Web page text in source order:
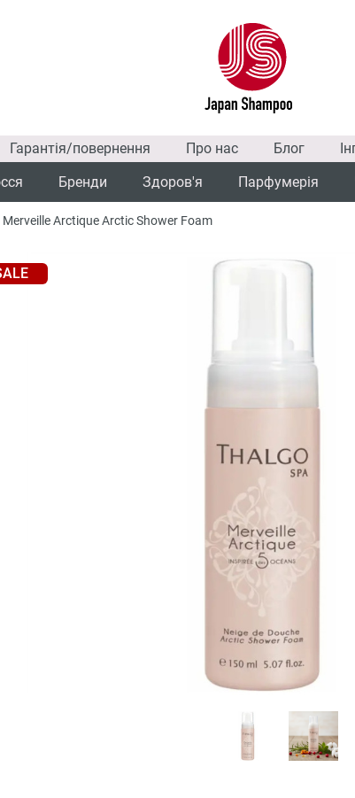
Гарантія/повернення Про нас Блог
Бренди Здоров'я Парфумерія
Arctique Arctic Shower Foam